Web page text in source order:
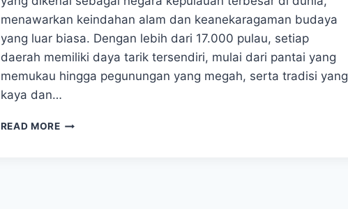
menawarkan keindahan alam dan keanekaragaman budaya
yang luar biasa. Dengan lebih dari 17.000 pulau, setiap
daerah memiliki daya tarik tersendiri, mulai dari pantai yang
memukau hingga pegunungan yang megah, serta tradisi yang
kaya dan…
READ MOREPESONA